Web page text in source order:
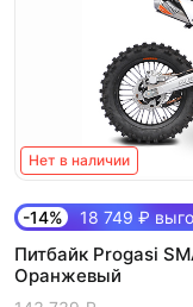
Нет в наличии
-14% 18 749 ₽
Питбайк Progasi
Оранжевый